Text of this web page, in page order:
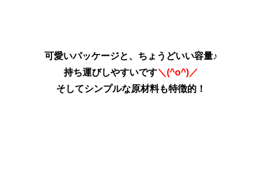
可愛いパッケージと、ちょうどいい容量♪
持ち運びしやすいです＼(^o^)／
そしてシンプルな原材料も特徴的！